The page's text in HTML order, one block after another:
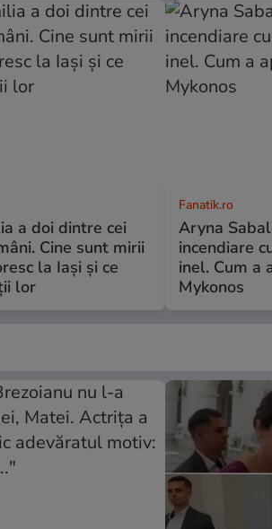
a doi dintre cei
Cine sunt mirii
la Iași și ce
lor
Fanatik.ro
Aryna
incendiare
inel. Cum a
Mykonos